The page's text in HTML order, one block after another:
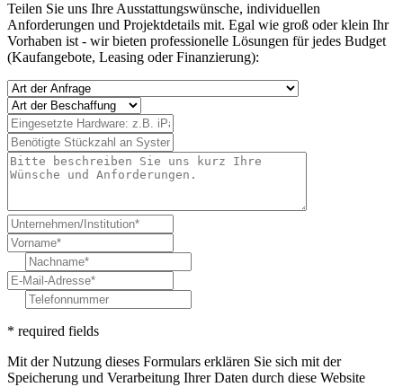
Teilen Sie uns Ihre Ausstattungswünsche, individuellen
Anforderungen und Projektdetails mit. Egal wie groß oder klein Ihr
Vorhaben ist - wir bieten professionelle Lösungen für jedes Budget
(Kaufangebote, Leasing oder Finanzierung):
* required fields
Mit der Nutzung dieses Formulars erklären Sie sich mit der
Speicherung und Verarbeitung Ihrer Daten durch diese Website